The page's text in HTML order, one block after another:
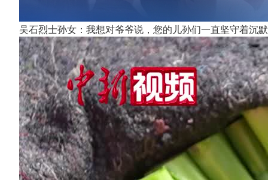
吴石烈士孙女：我想对爷爷说，您的儿孙们一直坚守着沉